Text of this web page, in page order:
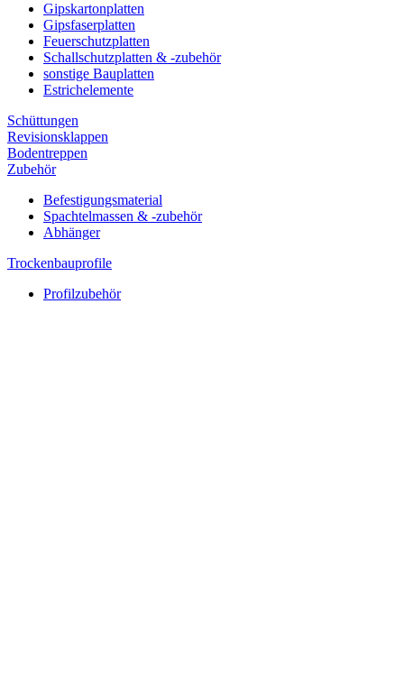
Gipskartonplatten
Gipsfaserplatten
Feuerschutzplatten
Schallschutzplatten & -zubehör
sonstige Bauplatten
Estrichelemente
Schüttungen
Revisionsklappen
Bodentreppen
Zubehör
Befestigungsmaterial
Spachtelmassen & -zubehör
Abhänger
Trockenbauprofile
Profilzubehör